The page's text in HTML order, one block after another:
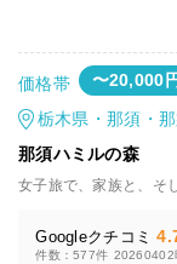
価格帯 〜20,000
栃木県・那須・
那須ハミルの森
女子旅で、家族と、そ
Googleクチコミ
件数：577件 20260402